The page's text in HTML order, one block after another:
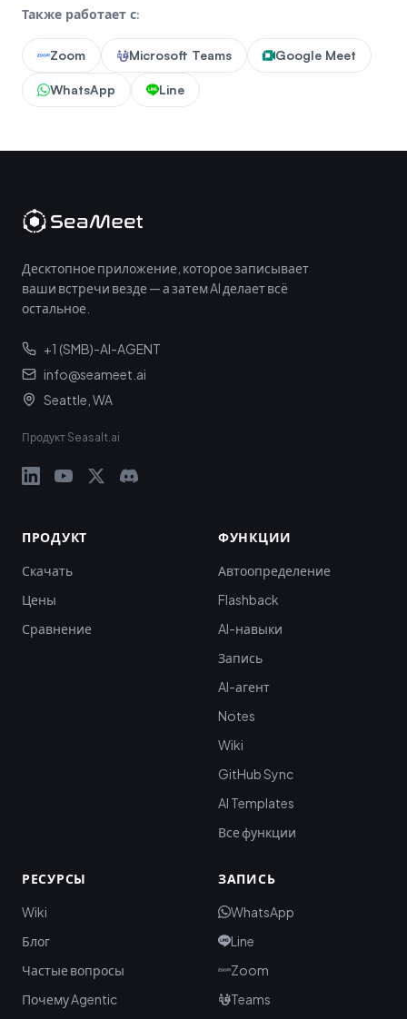
Также работает с:
Zoom Microsoft Teams Google Meet
WhatsApp Line
Десктопное приложение, которое записывает
ваши встречи везде — а затем AI делает всё
остальное.
+1 (SMB)-AI-AGENT
info@seameet.ai
Seattle, WA
Продукт Seasalt.ai
ПРОДУКТ
Скачать
Цены
Сравнение
ФУНКЦИИ
Автоопределение
Flashback
AI-навыки
Запись
AI-агент
Notes
Wiki
GitHub Sync
AI Templates
Все функции
РЕСУРСЫ
Wiki
Блог
Частые вопросы
Почему Agentic
ЗАПИСЬ
WhatsApp
Line
Zoom
Teams